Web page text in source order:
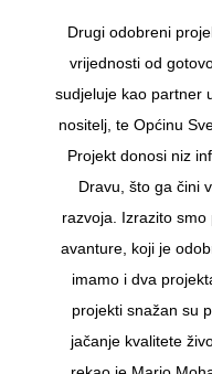
Drugi odobreni
vrijednosti od
sudjeluje kao partner
nositelj, te Općinu
Projekt donosi niz
Dravu, što ga čini
razvoja. Izrazito
avanture, koji je
imamo i dva
projekti snažan su
jačanje kvalitete